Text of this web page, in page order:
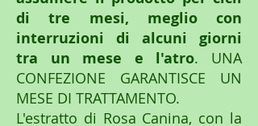
di tre mesi, meglio con
interruzioni di alcuni giorni
tra un mese e l'atro. UNA
CONFEZIONE GARANTISCE UN
MESE DI TRATTAMENTO.
L'estratto di Rosa Canina, con la